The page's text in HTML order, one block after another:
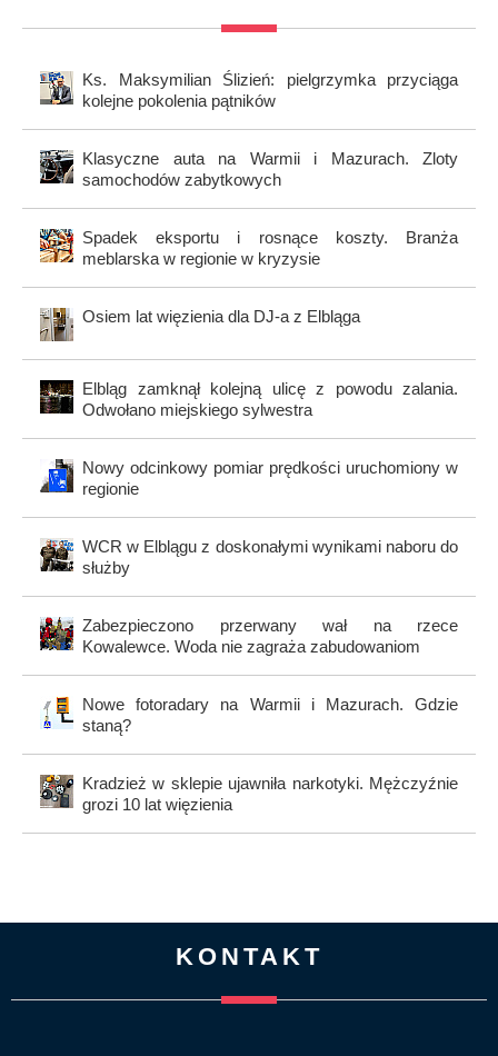
Ks. Maksymilian Ślizień: pielgrzymka przyciąga
kolejne pokolenia pątników
Klasyczne auta na Warmii i Mazurach. Zloty
samochodów zabytkowych
Spadek eksportu i rosnące koszty. Branża
meblarska w regionie w kryzysie
Osiem lat więzienia dla DJ-a z Elbląga
Elbląg zamknął kolejną ulicę z powodu zalania.
Odwołano miejskiego sylwestra
Nowy odcinkowy pomiar prędkości uruchomiony w
regionie
WCR w Elblągu z doskonałymi wynikami naboru do
służby
Zabezpieczono przerwany wał na rzece
Kowalewce. Woda nie zagraża zabudowaniom
Nowe fotoradary na Warmii i Mazurach. Gdzie
staną?
Kradzież w sklepie ujawniła narkotyki. Mężczyźnie
grozi 10 lat więzienia
KONTAKT